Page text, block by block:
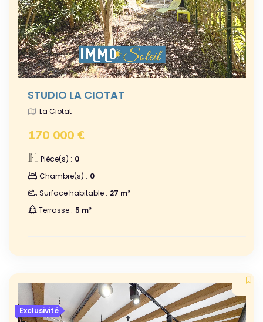
STUDIO LA CIOTAT
La Ciotat
170 000 €
Pièce(s) : 0
Chambre(s) : 0
Surface habitable : 27 m²
Terrasse : 5 m²
Exclusivité